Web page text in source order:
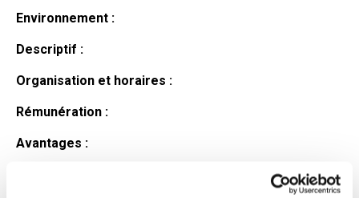
Environnement :
Descriptif :
Organisation et horaires :
Rémunération :
Avantages :